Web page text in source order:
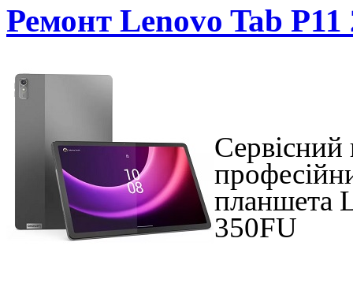
Ремонт Lenovo Tab
планшета
350FU